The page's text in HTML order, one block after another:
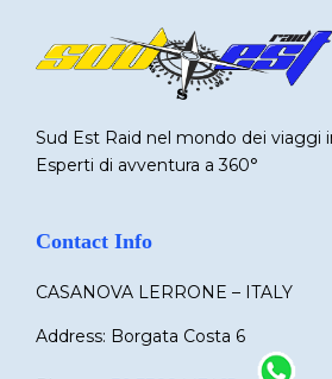
Sud Est Raid nel mondo dei viaggi
Esperti di avventura a 360°
Contact Info
CASANOVA LERRONE – ITALY
Address: Borgata Costa 6